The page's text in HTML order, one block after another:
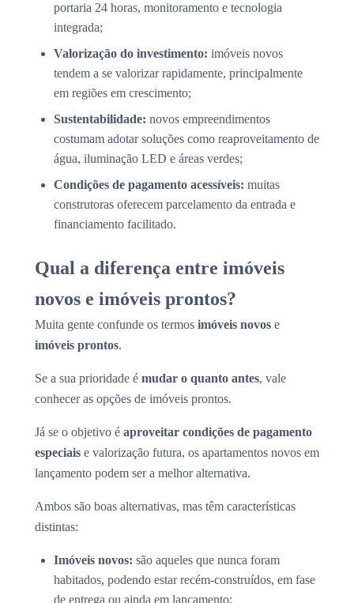
portaria 24 horas, monitoramento e tecnologia
integrada;
Valorização do investimento: imóveis novos
tendem a se valorizar rapidamente, principalmente
em regiões em crescimento;
Sustentabilidade: novos empreendimentos
costumam adotar soluções como reaproveitamento de
água, iluminação LED e áreas verdes;
Condições de pagamento acessíveis: muitas
construtoras oferecem parcelamento da entrada e
financiamento facilitado.
Qual a diferença entre imóveis
novos e imóveis prontos?
Muita gente confunde os termos imóveis novos e
imóveis prontos.
Se a sua prioridade é mudar o quanto antes, vale
conhecer as opções de imóveis prontos.
Já se o objetivo é aproveitar condições de pagamento
especiais e valorização futura, os apartamentos novos em
lançamento podem ser a melhor alternativa.
Ambos são boas alternativas, mas têm características
distintas:
Imóveis novos: são aqueles que nunca foram
habitados, podendo estar recém-construídos, em fase
de entrega ou ainda em lançamento;